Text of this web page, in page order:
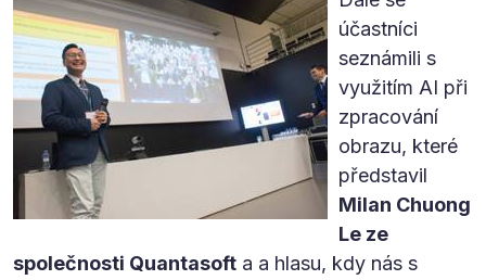
účastníci
seznámili s
využitím AI při
zpracování
obrazu, které
představil
Milan Chuong
Le ze
společnosti Quantasoft a a hlasu, kdy nás s